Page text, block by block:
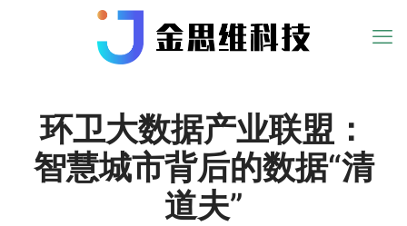
环卫大数据产业联盟：
智慧城市背后的数据“清
道夫”